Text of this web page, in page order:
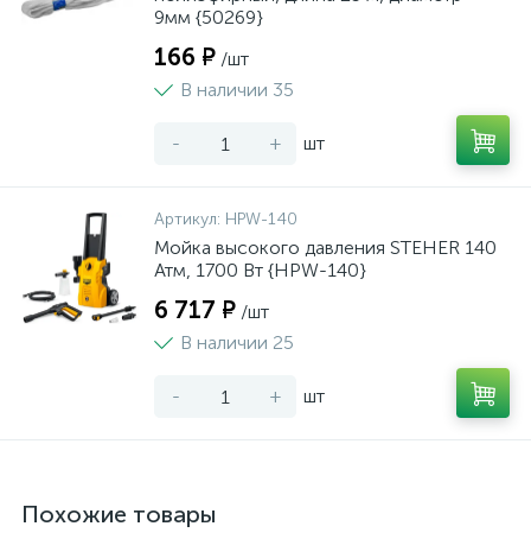
9мм {50269}
166 ₽ /шт
В наличии 35
- + шт
Артикул: HPW-140
Мойка высокого давления STEHER 140
Атм, 1700 Вт {HPW-140}
6 717 ₽ /шт
В наличии 25
- + шт
Похожие товары